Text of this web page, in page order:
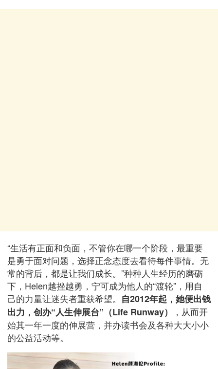
“生活有正面和负面，不管你在哪一个阶段，最重要
是勇于面对问题，选择正念态度去看待每件事情。无
常的背后，都是让我们成长。”种种人生经历的磨砺
下，Helen越挫越勇，宁可成为他人的“渡轮”，用自
己的力量让迷失者重获希望。 自2012年起，她便出钱
出力，创办“人生伸展台”（Life Runway）
，从而开
始其一年一度的伸展营，并办读书会及各种大大小小
的公益活动等。